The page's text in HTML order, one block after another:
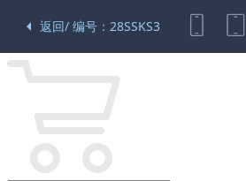
返回/ 编号：28SSKS3